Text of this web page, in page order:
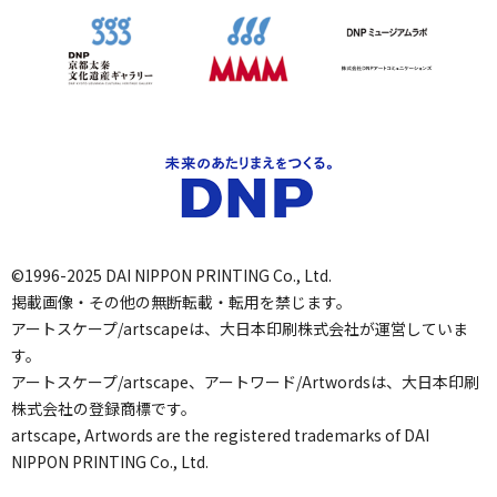
©1996-2025 DAI NIPPON PRINTING Co., Ltd.
掲載画像・その他の無断転載・転用を禁じます。
アートスケープ/artscapeは、大日本印刷株式会社が運営していま
す。
アートスケープ/artscape、アートワード/Artwordsは、大日本印刷
株式会社の登録商標です。
artscape, Artwords are the registered trademarks of DAI
NIPPON PRINTING Co., Ltd.